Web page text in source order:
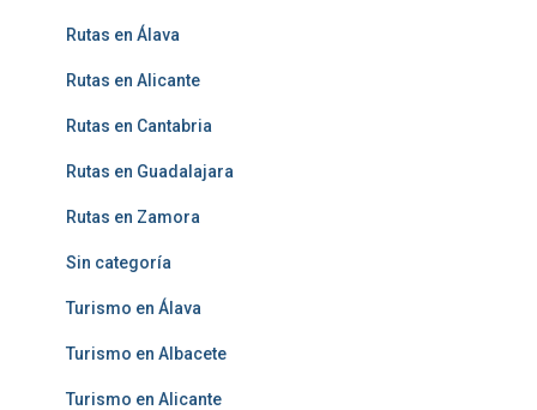
Rutas en Álava
Rutas en Alicante
Rutas en Cantabria
Rutas en Guadalajara
Rutas en Zamora
Sin categoría
Turismo en Álava
Turismo en Albacete
Turismo en Alicante